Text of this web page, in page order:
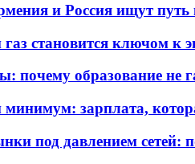
и Россия ищут путь
становится ключом к
почему образование не
минимум: зарплата,
под давлением сетей: